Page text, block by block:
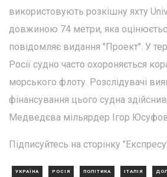
використовують розкішну яхту
довжиною 74 метри, яка
повідомляє видання "Проект". У
Росії судно часто охороняється
морського флоту. Розслідувачі
фінансування цього судна
Медведєва мільярдер Ігор
Підписуйтесь на сторінку
УКРАЇНА РОСІЯ ПОЛІТИКА ІТАЛІЯ